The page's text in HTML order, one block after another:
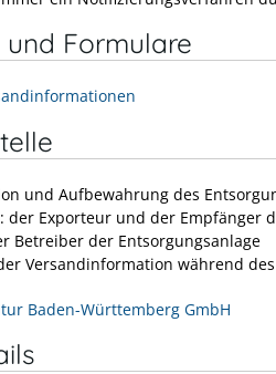
Formulare
und Aufbewahrung des
der Exporteur und der Empfänger
Betreiber der Entsorgungsanlage
Versandinformation während
Baden-Württemberg GmbH